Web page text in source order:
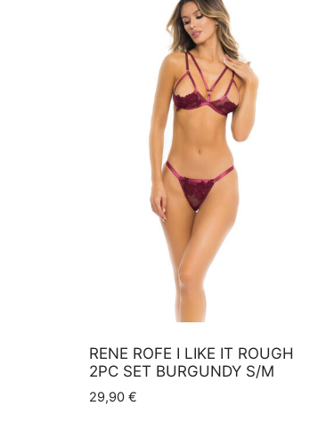
RENE ROFE I LIKE IT ROUGH
2PC SET BURGUNDY S/M
29,90€